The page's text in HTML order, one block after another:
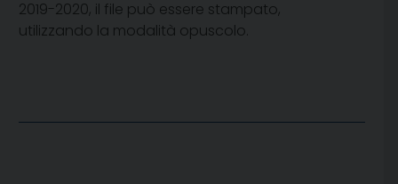
2019-2020, il file può essere stampato,
utilizzando la modalità opuscolo.